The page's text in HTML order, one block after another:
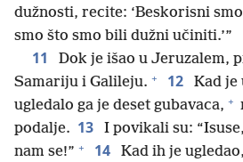
dužnosti, recite: ‘Beskorisni
smo što smo bili dužni učiniti.’”
11 Dok je išao u Jeruzalem,
Samariju i Galileju. + 12
Kad je
ugledalo ga je deset gubavaca, +
podalje. 13
I povikali su:
nam se!” + 14
Kad ih je